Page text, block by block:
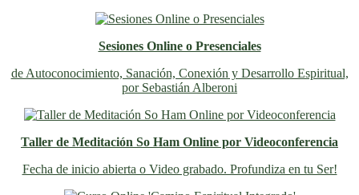
Sesiones Online o Presenciales
de Autoconocimiento, Sanación, Conexión y Desarrollo Espiritual,
por Sebastián Alberoni
Taller de Meditación So Ham Online por Videoconferencia
Fecha de inicio abierta o Video grabado. Profundiza en tu Ser!